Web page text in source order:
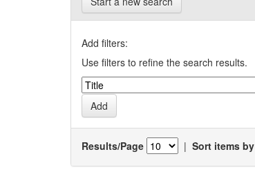
Add filters:
Use filters to refine the search results.
Results/Page | Sort items by